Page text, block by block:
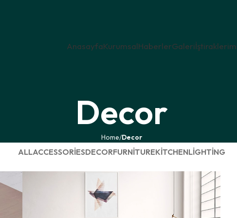
AnasayfaKurumsalHaberlerGaleri
Decor
Home Decor
ALLACCESSORIESDECORFURNITUREKITCHENLIGHTING